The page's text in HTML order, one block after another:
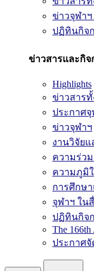
ข่าวจุฬาฯ
ปฏิทินกิจ
ข่าวสารและกิจ
Highlights
ข่าวสาร
ประกาศ
ข่าวจุฬาฯ
งานวิจัย
ความร่ว
ความภูมิ
การศึกษ
จุฬาฯ ใน
ปฏิทินกิจ
The
ประกาศจั